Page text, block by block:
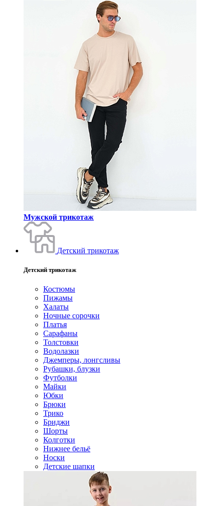
Мужской трикотаж
Детский трикотаж
Детский трикотаж
Костюмы
Пижамы
Халаты
Ночные сорочки
Платья
Сарафаны
Толстовки
Водолазки
Джемперы, лонгсливы
Рубашки, блузки
Футболки
Майки
Юбки
Брюки
Трико
Бриджи
Шорты
Колготки
Нижнее бельё
Носки
Детские шапки